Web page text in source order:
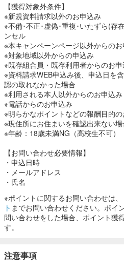
【獲得対象外条件】
※新規資料請求以外のお申込み
※不備･不正･虚偽･重複･いたずら(存
ンセル
※本キャンペーンページ以外からの
※対象地域以外からの申込み
※既存組合員・既存利用者からのお申
※資料請求WEB申込み後、申込日を
認の取れなかった場合
※利用される本人以外からのお申込み
※電話からのお申込み
※明らかなポイントなどの報酬目的
※現住所にお住まいを確認出来ない場
※年齢：18歳未満NG（高校生不可）
【お問い合わせ必要情報】
・申込日時
・メールアドレス
・氏名
※ポイントに関するお問い合わせは、
ト までお問い合わせください。ポイ
問い合わせをした場合、ポイント獲
す。
注意事項